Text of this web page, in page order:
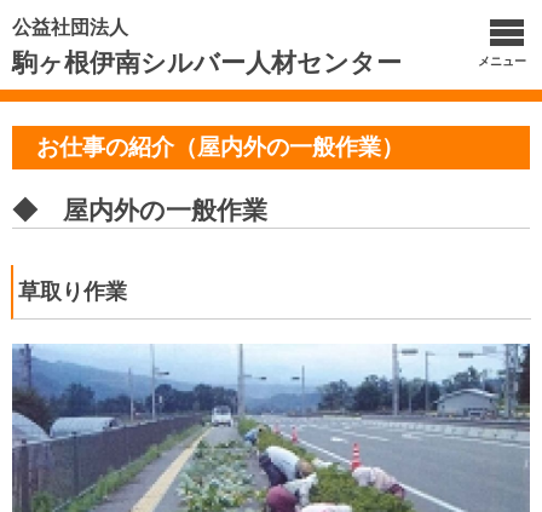
公益社団法人
駒ヶ根伊南シルバー人材センター メニュー
お仕事の紹介（屋内外の一般作業）
◆ 屋内外の一般作業
草取り作業